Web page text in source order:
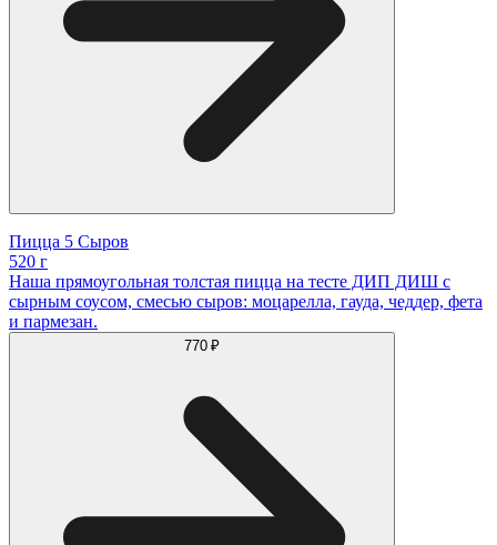
Пицца 5 Сыров
520 г
Наша прямоугольная толстая пицца на тесте ДИП ДИШ с
сырным соусом, смесью сыров: моцарелла, гауда, чеддер, фета
и пармезан.
770 ₽